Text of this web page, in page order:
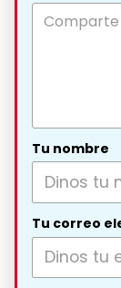
Tu nombre
Tu correo